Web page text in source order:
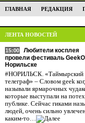
ГЛАВНАЯ РЕДАКЦИЯ
ЛЕНТА НОВОСТЕЙ
15:00
Любители косплея
провели фестиваль
Норильске
#НОРИЛЬСК. «Таймырский
телеграф» – Словом geek
называли ярмарочных
которые выступали на
публике. Сейчас гиками
людей, очень сильно
каким-то…